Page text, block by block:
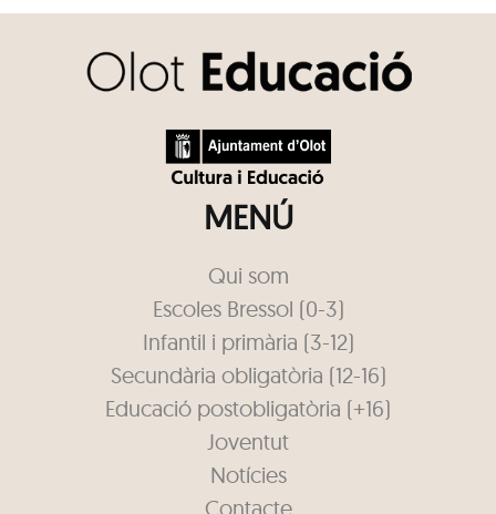
MENÚ
Qui som
Escoles Bressol (0-3)
Infantil i primària (3-12)
Secundària obligatòria (12-16)
Educació postobligatòria (+16)
Joventut
Notícies
Contacte